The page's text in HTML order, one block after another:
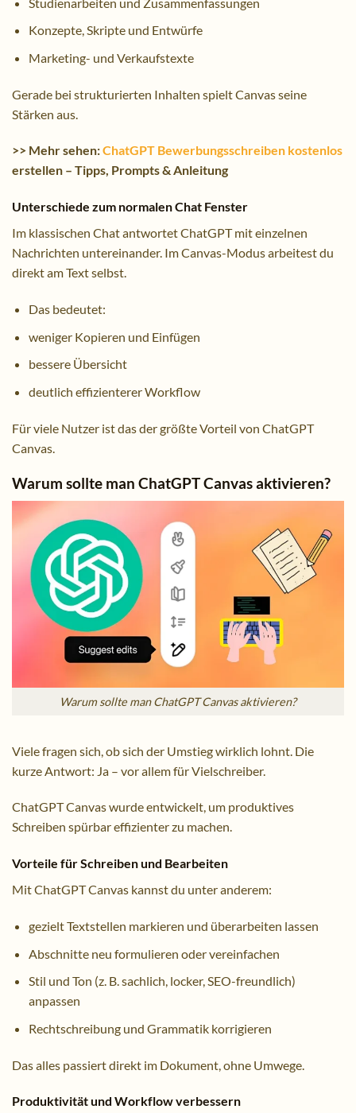
Konzepte, Skripte und Entwürfe
Marketing- und Verkaufstexte
Gerade bei strukturierten Inhalten spielt Canvas seine
Stärken aus.
>> Mehr sehen:ChatGPT Bewerbungsschreiben kostenlos
erstellen – Tipps, Prompts & Anleitung
Unterschiede zum normalen Chat Fenster
Im klassischen Chat antwortet ChatGPT mit einzelnen
Nachrichten untereinander. Im Canvas-Modus arbeitest du
direkt am Text selbst.
Das bedeutet:
weniger Kopieren und Einfügen
bessere Übersicht
deutlich effizienterer Workflow
Für viele Nutzer ist das der größte Vorteil von ChatGPT
Canvas.
Warum sollte man ChatGPT Canvas aktivieren?
Warum sollte man ChatGPT Canvas aktivieren?
Viele fragen sich, ob sich der Umstieg wirklich lohnt. Die
kurze Antwort: Ja – vor allem für Vielschreiber.
ChatGPT Canvas wurde entwickelt, um produktives
Schreiben spürbar effizienter zu machen.
Vorteile für Schreiben und Bearbeiten
Mit ChatGPT Canvas kannst du unter anderem:
gezielt Textstellen markieren und überarbeiten lassen
Abschnitte neu formulieren oder vereinfachen
Stil und Ton (z. B. sachlich, locker, SEO-freundlich)
anpassen
Rechtschreibung und Grammatik korrigieren
Das alles passiert direkt im Dokument, ohne Umwege.
Produktivität und Workflow verbessern